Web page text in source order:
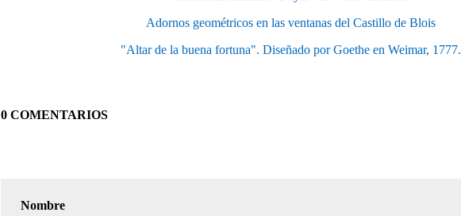
Adornos geométricos en las ventanas del Castillo de Blois
"Altar de la buena fortuna". Diseñado por Goethe en Weimar, 1777.
0 COMENTARIOS
Nombre